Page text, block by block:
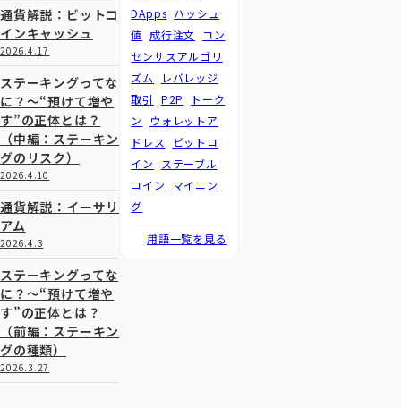
通貨解説：ビットコ
インキャッシュ
2026.4.17
ステーキングってな
に？～“預けて増や
す”の正体とは？
（中編：ステーキン
グのリスク）
2026.4.10
通貨解説：イーサリ
アム
2026.4.3
ステーキングってな
に？～“預けて増や
す”の正体とは？
（前編：ステーキン
グの種類）
2026.3.27
DApps ハッシュ
値 成行注文
コン
センサスアルゴリ
ズム
レバレッジ
取引
P2P
トーク
ン
ウォレットア
ドレス
ビットコ
イン
ステーブル
コイン
マイニン
グ
用語一覧を見る